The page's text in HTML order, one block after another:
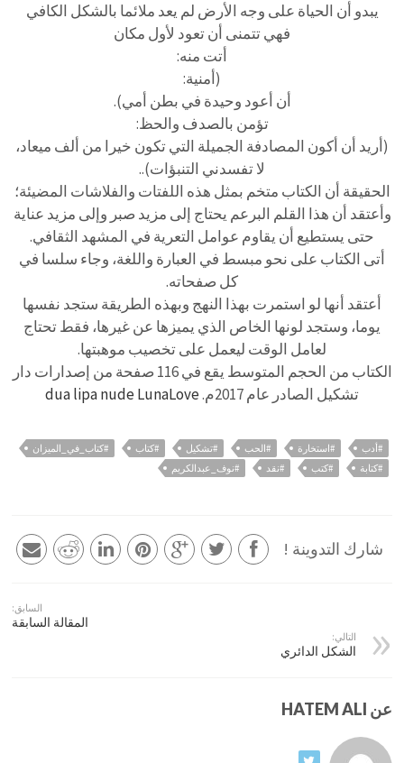
يبدو أن الحياة على وجه الأرض لم يعد ملائما بالشكل الكافي
فهي تتمنى أن تعود لأول مكان
أتت منه:
(أمنية:
أن أعود وحيدة في بطن أمي).
تؤمن بالصدف والحظ:
(أريد أن أكون المصادفة الجميلة التي تكون خيرا من ألف ميعاد،
لا تفسدني التنبؤات)..
الحقيقة أن الكتاب متخم بمثل هذه اللفتات والفلاشات المضيئة؛
وأعتقد أن هذا القلم البرعم يحتاج إلى مزيد صبر وإلى مزيد عناية
حتى يستطيع أن يقاوم عوامل التعرية في المشهد الثقافي.
أتى الكتاب على نحو مبسط في العبارة واللغة، وجاء سلسا في
كل صفحاته.
أعتقد أنها لو استمرت بهذا النهج وبهذه الطريقة ستجد نفسها
يوما، وستجد لونها الخاص الذي يميزها عن غيرها، فقط تحتاج
لعامل الوقت ليعمل على تخصيب موهبتها.
الكتاب من الحجم المتوسط يقع في 116 صفحة من إصدارات دار
تشكيل الصادر عام 2017م.
dua lipa nude LunaLove
#أدب #استخارة #الحب #تشكيل #كتاب
#كتاب_في_الميزان
#كتابة
#كتب #نقد #نوف_عبدالكريم
شارك التدوينة !
السابق:
المقالة السابقة
التالي:
الشكل الدائري
عن HATEM ALI